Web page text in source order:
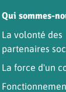
Qui sommes-
La volonté des
partenaires
La force d'un